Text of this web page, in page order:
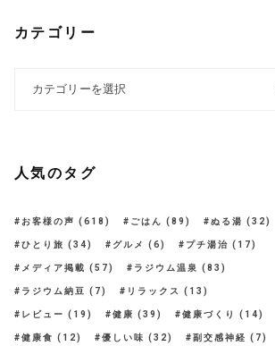
カテゴリー
人気のタグ
お客様の声 (618) ごはん (89) ぬる湯 (32)
ひとり旅 (34) グルメ (6) プチ湯治 (17)
メディア掲載 (57) ラジウム温泉 (83)
ラジウム納豆 (7) リラックス (13)
レビュー (19) 健康 (39) 健康づくり (14)
健康食 (12) 優しい味 (32) 副交感神経 (7)